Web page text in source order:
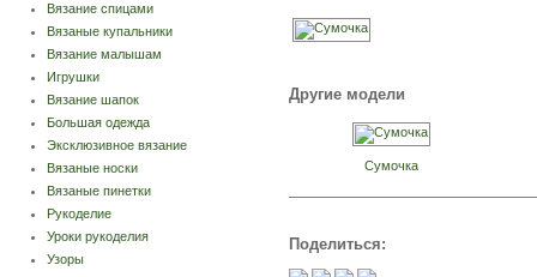
Вязание спицами
Вязаные купальники
Вязание малышам
Игрушки
Вязание шапок
Большая одежда
Эксклюзивное вязание
Вязаные носки
Вязаные пинетки
Рукоделие
Уроки рукоделия
Узоры
Другие модели
Сумочка
Поделиться: